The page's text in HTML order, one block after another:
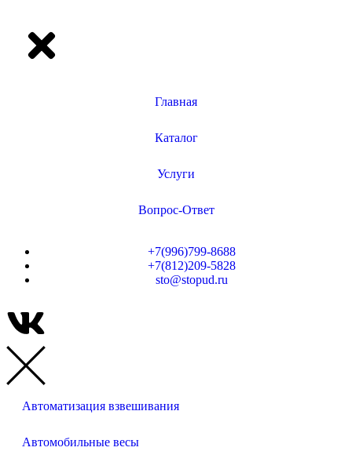
Главная
Каталог
Услуги
Вопрос-Ответ
+7(996)799-8688
+7(812)209-5828
sto@stopud.ru
Автоматизация взвешивания
Автомобильные весы